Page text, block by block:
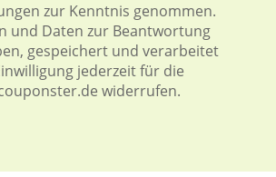
zur Kenntnis genommen.
und Daten zur Beantwortung
gespeichert und verarbeitet
jederzeit für die
widerrufen.